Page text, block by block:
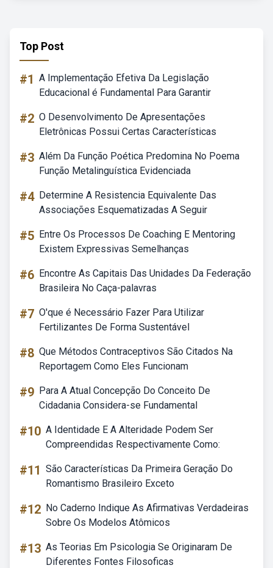
Top Post
#1 A Implementação Efetiva Da Legislação
Educacional é Fundamental Para Garantir
#2 O Desenvolvimento De Apresentações
Eletrônicas Possui Certas Características
#3 Além Da Função Poética Predomina No Poema
Função Metalinguística Evidenciada
#4 Determine A Resistencia Equivalente Das
Associações Esquematizadas A Seguir
#5 Entre Os Processos De Coaching E Mentoring
Existem Expressivas Semelhanças
#6 Encontre As Capitais Das Unidades Da Federação
Brasileira No Caça-palavras
#7 O'que é Necessário Fazer Para Utilizar
Fertilizantes De Forma Sustentável
#8 Que Métodos Contraceptivos São Citados Na
Reportagem Como Eles Funcionam
#9 Para A Atual Concepção Do Conceito De
Cidadania Considera-se Fundamental
#10 A Identidade E A Alteridade Podem Ser
Compreendidas Respectivamente Como:
#11 São Características Da Primeira Geração Do
Romantismo Brasileiro Exceto
#12 No Caderno Indique As Afirmativas Verdadeiras
Sobre Os Modelos Atômicos
#13 As Teorias Em Psicologia Se Originaram De
Diferentes Fontes Filosoficas